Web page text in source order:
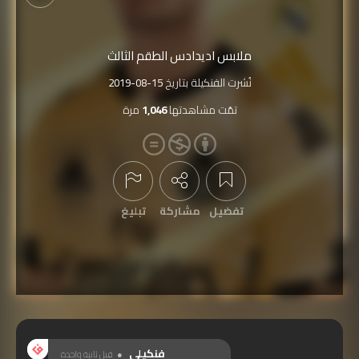
ملابس اديدادس الطقم الثالث
نُشرت الفنكيلة بتاريخ2019-08-15
تمّت مشاهدتها1,046 مرة
تفضيل مشاركة تبليغ
عرض التعليقات
فنكيلي قبل ثانية واحدة